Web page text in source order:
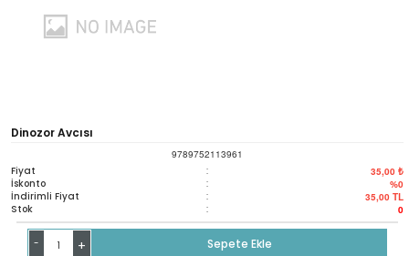
Dinozor Avcısı
9789752113961
Fiyat : 35,00 ₺
İskonto : %0
İndirimli Fiyat : 35,00 TL
Stok : 0
- +
Sepete Ekle